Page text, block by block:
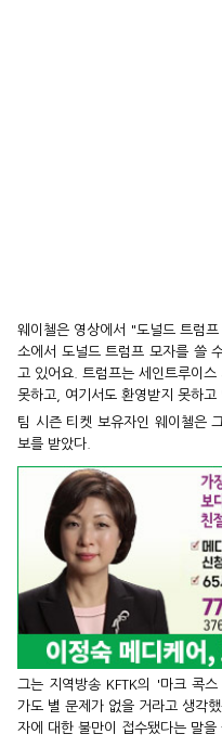
웨이첼은 영상에서 "도널드 트럼
소에서 도널드 트럼프 모자를 쓸
고 있어요. 트럼프는 세인트루이스
못하고, 여기서도 환영받지 못하고
팀 시즌 티켓 보유자인 웨이첼은
보를 받았다.
그는 지역방송 KFTK의 '마크 콕
가도 별 문제가 없을 거라고 생각
자에 대한 불만이 접수됐다는 말을